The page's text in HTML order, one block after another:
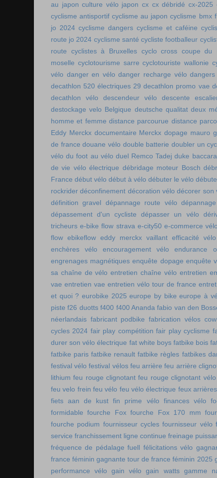
au japon culture vélo japon cx cx débridé cx-2025
cyclisme antisportif cyclisme au japon cyclisme bmx
jo 2024 cyclisme dangers cyclisme et caféine
route jo 2024 cyclisme santé cycliste footballeur
route
cyclistes à Bruxelles cyclo cross coupe du
moselle cyclotourisme sarre cyclotouriste wallonie
vélo danger en vélo danger recharge vélo
decathlon 520 électriques 29 decathlon promo vae
decathlon vélo
descendeur vélo
descente
destockage velo Belgique deutsche qualitat deux
homme et femme distance parcourue distance
Eddy Merckx documentaire Merckx dopage mauro
de france douane vélo double batterie doubler un
vélo du foot au vélo duel Remco Tadej duke baccara
de vie vélo électrique débridage moteur Bosch
France début vélo début à vélo débuter le vélo
rockrider déconfinement décoration vélo décorer son
définition gravel
dépannage route vélo
dépassement d'un cycliste
dépasser un vélo
tricheurs e-bike flow strava e-city50 e-commerce
flow ebikeflow eddy merckx vaillant efficacité vélo
enchères vélo
encouragement vélo
endurance
engrenages magnétiques enquête dopage enquête
sa chaîne de vélo entretien chaîne vélo entretien
vae entretien vae entretien vélo tour de france
et quoi ? eurobike 2025 europe by bike europe à
piste f26 duotts f400 f400 Ananda fabio van den
néerlandais fabricant podbike fabrication vélos
cycles 2024 fair play compétition fair play cyclisme
durer son vélo électrique fat white boys fatbike bois
fatbike paris fatbike renault fatbike règles fatbikes
festival vélo festival vélos feu arrière feu arrière
lithium feu rouge clignotant feu rouge clignotant vélo
feu velo frein feu vélo feu vélo électrique feux
fiets aan de kust fin prime vélo finances vélo
formidable fourche Fox fourche Fox 170 mm
fourche podium fournisseur cycles fournisseur vélo
service franchissement ligne continue freinage
fréquence de pédalage fuell félicitations vélo
france féminin gagnante tour de france féminin 2025
performance vélo
gain vélo gain watts gamme